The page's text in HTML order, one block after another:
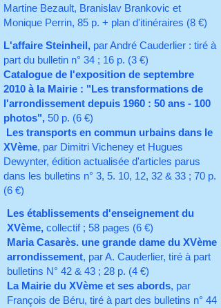
Martine Bezault, Branislav Brankovic et
Monique Perrin, 85 p. + plan d'itinéraires (8 €)
L'affaire Steinheil, par André Cauderlier : tiré à
part du bulletin n° 34 ; 16 p. (3 €)
Catalogue de l'exposition de septembre
2010 à la Mairie : "Les transformations de
l'arrondissement depuis 1960 : 50 ans - 100
photos", 50 p. (6 €)
Les transports en commun urbains dans le
XVème, par Dimitri Vicheney et Hugues
Dewynter, édition actualisée d'articles parus
dans les bulletins n° 3, 5. 10, 12, 32 & 33 ; 70 p.
(6 €)
Les établissements d'enseignement du
XVème, collectif ; 58 pages (6 €)
Maria Casarès. une grande dame du XVème
arrondissement, par A. Cauderlier, tiré à part
bulletins N° 42 & 43 ; 28 p. (4 €)
La Mairie du XVème et ses abords, par
François de Béru, tiré à part des bulletins n° 44